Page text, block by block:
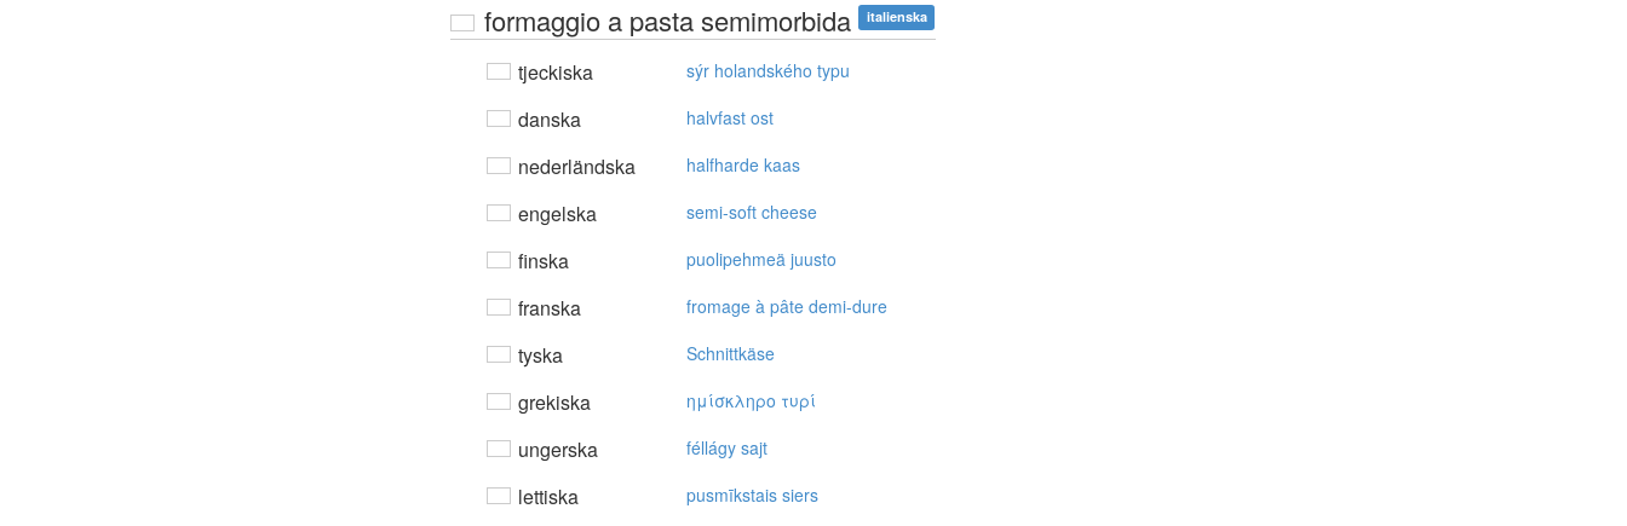
formaggio a pasta semimorbida italienska
tjeckiska sýr holandského typu
danska halvfast ost
nederländska halfharde kaas
engelska semi-soft cheese
finska puolipehmeä juusto
franska fromage à pâte demi-dure
tyska Schnittkäse
grekiska ημίσκληρo τυρί
ungerska féllágy sajt
lettiska pusmīkstais siers